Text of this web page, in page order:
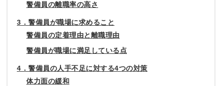
警備員の離職率の高さ
3．警備員が職場に求めること
警備員の定着理由と離職理由
警備員が職場に満足している点
4．警備員の人手不足に対する4つの対策
体力面の緩和